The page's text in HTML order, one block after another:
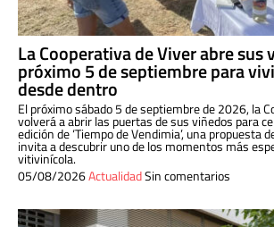
La Cooperativa de Viver abre sus
próximo 5 de septiembre para
desde dentro
El próximo sábado 5 de septiembre de 2026, la
volverá a abrir las puertas de sus viñedos para
edición de ‘Tiempo de Vendimia’, una propuesta
invita a descubrir uno de los momentos más
vitivinícola.
05/08/2026ActualidadSin comentarios